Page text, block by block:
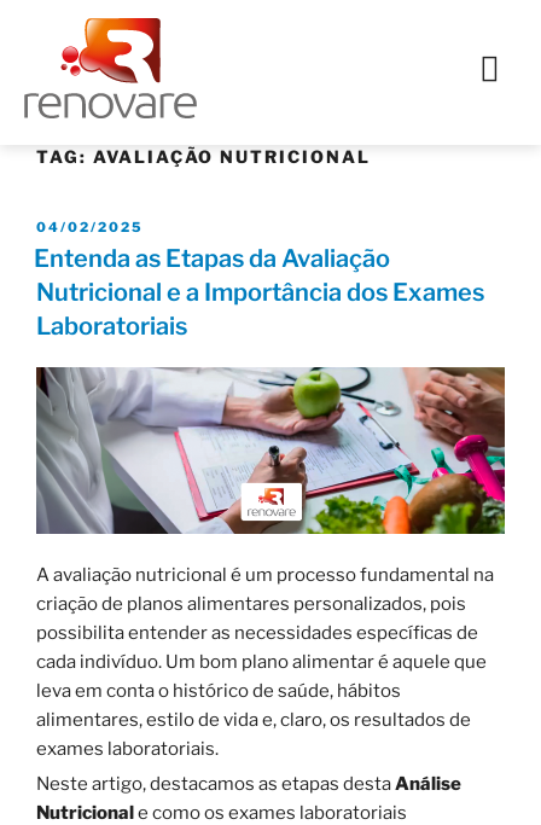
TAG: AVALIAÇÃO NUTRICIONAL
04/02/2025
Entenda as Etapas da Avaliação
Nutricional e a Importância dos Exames
Laboratoriais
A avaliação nutricional é um processo fundamental na
criação de planos alimentares personalizados, pois
possibilita entender as necessidades específicas de
cada indivíduo. Um bom plano alimentar é aquele que
leva em conta o histórico de saúde, hábitos
alimentares, estilo de vida e, claro, os resultados de
exames laboratoriais.
Neste artigo, destacamos as etapas destaAnálise
Nutricionale como os exames laboratoriais